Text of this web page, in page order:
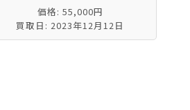
価格: 55,000円
買取日: 2023年12月12日